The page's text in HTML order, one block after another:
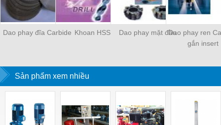
Dao phay đĩa Carbide Khoan HSS Dao phay mặt đầuDao phay ren
gắn insert
Sản phẩm xem nhiều